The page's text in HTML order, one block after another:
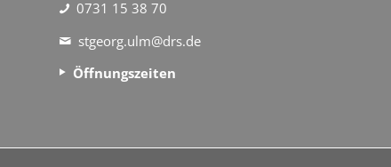
0731 15 38 70
stgeorg.ulm@drs.de
Öffnungszeiten